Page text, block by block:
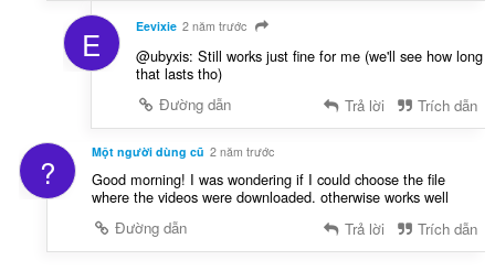
E Eevixie 2 năm trước
@ubyxis: Still works just fine for me (we'll see how long
that lasts tho)
Đường dẫn
Trả lời Trích dẫn
? Một người dùng cũ 2 năm trước
Good morning! I was wondering if I could choose the file
where the videos were downloaded. otherwise works well
Đường dẫn
Trả lời Trích dẫn